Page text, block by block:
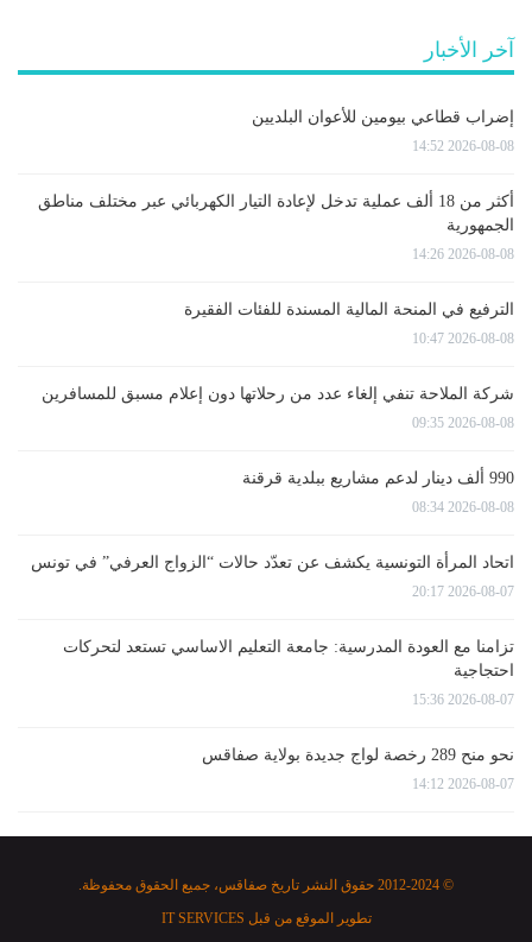
آخر الأخبار
إضراب قطاعي بيومين للأعوان البلديين
2026-08-08 14:52
أكثر من 18 ألف عملية تدخل لإعادة التيار الكهربائي عبر مختلف مناطق
الجمهورية
2026-08-08 14:26
الترفيع في المنحة المالية المسندة للفئات الفقيرة
2026-08-08 10:47
شركة الملاحة تنفي إلغاء عدد من رحلاتها دون إعلام مسبق للمسافرين
2026-08-08 09:35
990 ألف دينار لدعم مشاريع ببلدية قرقنة
2026-08-08 08:34
اتحاد المرأة التونسية يكشف عن تعدّد حالات “الزواج العرفي” في تونس
2026-08-07 20:17
تزامنا مع العودة المدرسية: جامعة التعليم الاساسي تستعد لتحركات
احتجاجية
2026-08-07 15:36
نحو منح 289 رخصة لواج جديدة بولاية صفاقس
2026-08-07 14:12
© 2012-2024 حقوق النشر تاريخ صفاقس، جميع الحقوق محفوظة.
تطوير الموقع من قبل IT SERVICES